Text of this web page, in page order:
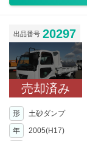
出品番号 20297
売却済み
形 土砂ダンプ
年
2005(H17)